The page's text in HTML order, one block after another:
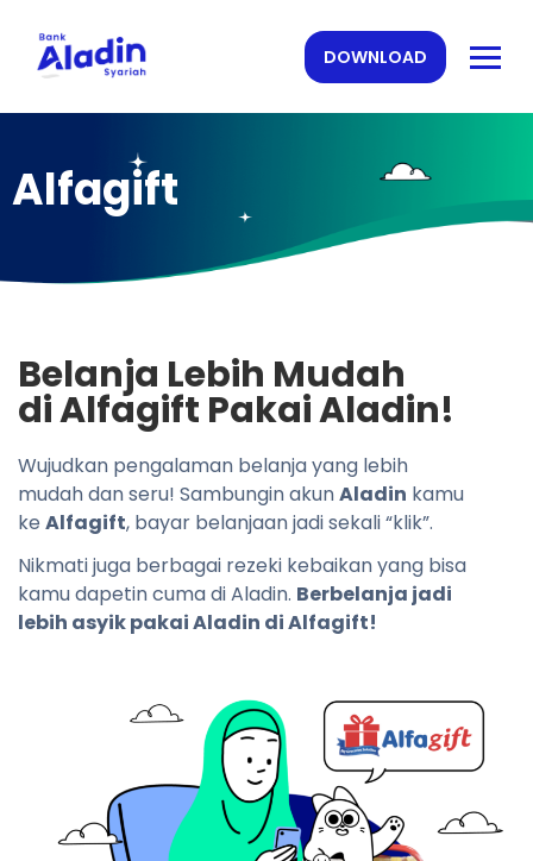
DOWNLOAD
Alfagift
Belanja Lebih Mudah
di Alfagift Pakai Aladin!
Wujudkan pengalaman belanja yang lebih
mudah dan seru! Sambungin akunAladin kamu
ke Alfagift, bayar belanjaan jadi sekali “klik”.
Nikmati juga berbagai rezeki kebaikan yang bisa
kamu dapetin cuma di Aladin. Berbelanja jadi
lebih asyik pakai Aladin di Alfagift!